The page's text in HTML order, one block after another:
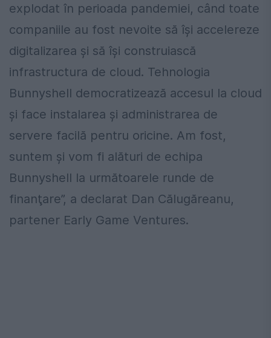
explodat în perioada pandemiei, când toate
companiile au fost nevoite să îşi accelereze
digitalizarea şi să îşi construiască
infrastructura de cloud. Tehnologia
Bunnyshell democratizează accesul la cloud
şi face instalarea şi administrarea de
servere facilă pentru oricine. Am fost,
suntem şi vom fi alături de echipa
Bunnyshell la următoarele runde de
finanţare”, a declarat Dan Călugăreanu,
partener Early Game Ventures.